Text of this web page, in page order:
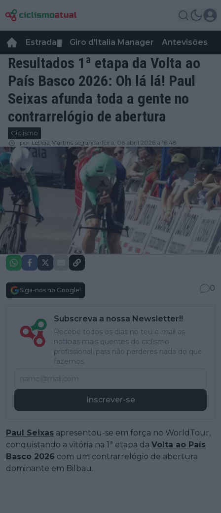
Estrada Giro d'Italia Manager Antevisões
Resultados 1ª etapa da Volta ao
País Basco 2026: Oh lá lá! Paul
Seixas afunda toda a gente no
contrarrelógio de abertura
Ciclismo
por Leticia Martins segunda-feira, 06 abril 2026 a 16:48
Siga-nos no Google! 0
Subscreva a nossa Newsletter!!
Recebe todos os dias no teu e-mail as
notícias mais quentes do ciclismo
profissional, para não perderes nada do que
fazemos.
Inscrever-se
Paul Seixas apresentou-se em força no WorldTour,
conquistando a vitória na 1ª etapa da Volta ao País
Basco 2026 com um contrarrelógio de abertura
dominante em Bilbau.